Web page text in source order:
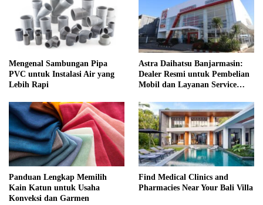
Mengenal Sambungan Pipa
PVC untuk Instalasi Air yang
Lebih Rapi
Astra Daihatsu Banjarmasin:
Dealer Resmi untuk Pembelian
Mobil dan Layanan Service
Panduan Lengkap Memilih
Kain Katun untuk Usaha
Konveksi dan Garmen
Find Medical Clinics and
Pharmacies Near Your Bali Villa